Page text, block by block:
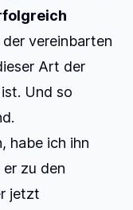
vereinbarten
Art der
Und so
habe ich ihn
zu den
jetzt